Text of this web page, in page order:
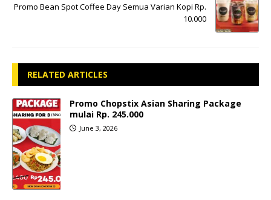
Promo Bean Spot Coffee Day Semua Varian Kopi Rp.
10.000
RELATED ARTICLES
Promo Chopstix Asian Sharing Package
mulai Rp. 245.000
June 3, 2026